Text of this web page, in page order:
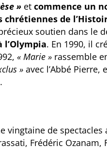
» etcommence un
de
soutien dans le
l’Olympia. En 1990, il
« Marie » rassemble
» avec l’Abbé Pierre,
vingtaine de spectacles
Frédéric Ozanam,